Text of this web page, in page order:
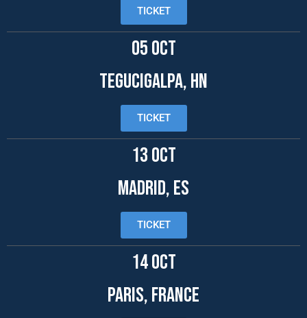
TICKET
05 OCT
TEGUCIGALPA, HN
TICKET
13 OCT
MADRID, ES
TICKET
14 OCT
PARIS, FRANCE